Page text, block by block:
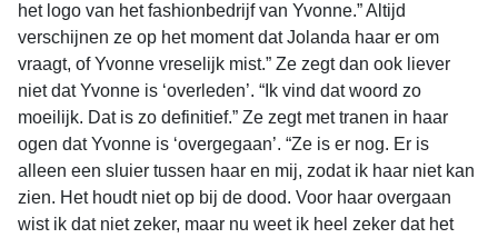
het logo van het fashionbedrijf van Yvonne.” Altijd
verschijnen ze op het moment dat Jolanda haar er om
vraagt, of Yvonne vreselijk mist.” Ze zegt dan ook liever
niet dat Yvonne is ‘overleden’. “Ik vind dat woord zo
moeilijk. Dat is zo definitief.” Ze zegt met tranen in haar
ogen dat Yvonne is ‘overgegaan’. “Ze is er nog. Er is
alleen een sluier tussen haar en mij, zodat ik haar niet kan
zien. Het houdt niet op bij de dood. Voor haar overgaan
wist ik dat niet zeker, maar nu weet ik heel zeker dat het